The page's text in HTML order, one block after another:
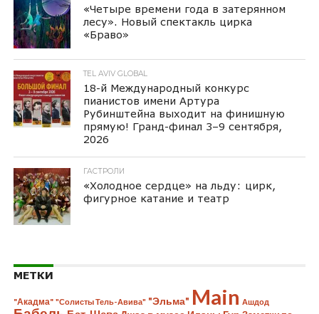
«Четыре времени года в затерянном
лесу». Новый спектакль цирка
«Браво»
TEL AVIV GLOBAL
18-й Международный конкурс
пианистов имени Артура
Рубинштейна выходит на финишную
прямую! Гранд-финал 3–9 сентября,
2026
ГАСТРОЛИ
«Холодное сердце» на льду: цирк,
фигурное катание и театр
МЕТКИ
"Акадма" "Солисты Тель-Авива" "Эльма" Main Ашдод